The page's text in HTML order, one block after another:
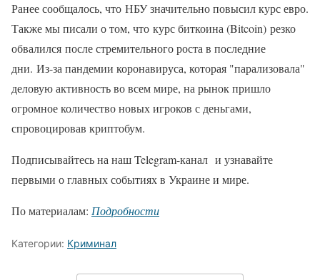
Ранее сообщалось, что НБУ значительно повысил курс евро.
Также мы писали о том, что курс биткоина (Bitcoin) резко
обвалился после стремительного роста в последние
дни. Из-за пандемии коронавируса, которая "парализовала"
деловую активность во всем мире, на рынок пришло
огромное количество новых игроков с деньгами,
спровоцировав криптобум.
Подписывайтесь на наш Telegram-канал и узнавайте
первыми о главных событиях в Украине и мире.
По материалам: Подробности
Категории: Криминал